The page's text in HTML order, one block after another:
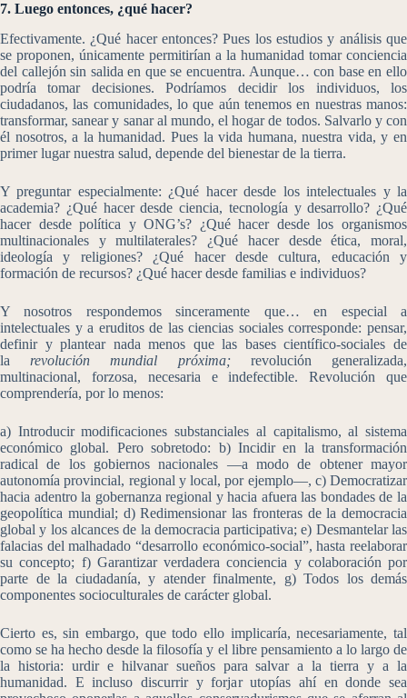
7. Luego entonces, ¿qué hacer?
Efectivamente. ¿Qué hacer entonces? Pues los estudios y análisis que
se proponen, únicamente permitirían a la humanidad tomar conciencia
del callejón sin salida en que se encuentra. Aunque… con base en ello
podría tomar decisiones. Podríamos decidir los individuos, los
ciudadanos, las comunidades, lo que aún tenemos en nuestras manos:
transformar, sanear y sanar al mundo, el hogar de todos. Salvarlo y con
él nosotros, a la humanidad. Pues la vida humana, nuestra vida, y en
primer lugar nuestra salud, depende del bienestar de la tierra.
Y preguntar especialmente: ¿Qué hacer desde los intelectuales y la
academia? ¿Qué hacer desde ciencia, tecnología y desarrollo? ¿Qué
hacer desde política y ONG’s? ¿Qué hacer desde los organismos
multinacionales y multilaterales? ¿Qué hacer desde ética, moral,
ideología y religiones? ¿Qué hacer desde cultura, educación y
formación de recursos? ¿Qué hacer desde familias e individuos?
Y nosotros respondemos sinceramente que… en especial a
intelectuales y a eruditos de las ciencias sociales corresponde: pensar,
definir y plantear nada menos que las bases científico-sociales de
la revolución mundial próxima; revolución generalizada,
multinacional, forzosa, necesaria e indefectible. Revolución que
comprendería, por lo menos:
a) Introducir modificaciones substanciales al capitalismo, al sistema
económico global. Pero sobretodo: b) Incidir en la transformación
radical de los gobiernos nacionales ―a modo de obtener mayor
autonomía provincial, regional y local, por ejemplo―, c) Democratizar
hacia adentro la gobernanza regional y hacia afuera las bondades de la
geopolítica mundial; d) Redimensionar las fronteras de la democracia
global y los alcances de la democracia participativa; e) Desmantelar las
falacias del malhadado “desarrollo económico-social”, hasta reelaborar
su concepto; f) Garantizar verdadera conciencia y colaboración por
parte de la ciudadanía, y atender finalmente, g) Todos los demás
componentes socioculturales de carácter global.
Cierto es, sin embargo, que todo ello implicaría, necesariamente, tal
como se ha hecho desde la filosofía y el libre pensamiento a lo largo de
la historia: urdir e hilvanar sueños para salvar a la tierra y a la
humanidad. E incluso discurrir y forjar utopías ahí en donde sea